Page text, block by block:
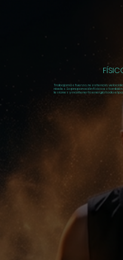
Trabajamos fuerza,resistencia,
niveles. La preparación física es también
lesiones y mantener la energía todo el